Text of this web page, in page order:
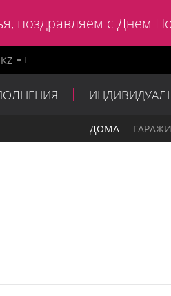
поздравляем с Днем
KZ
ДОМА ГАРАЖИ